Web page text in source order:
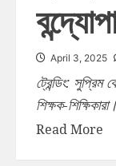
April 3, 2025
ট্রেন্ডিং: সুপ্রিম
শিক্ষক-
Read More